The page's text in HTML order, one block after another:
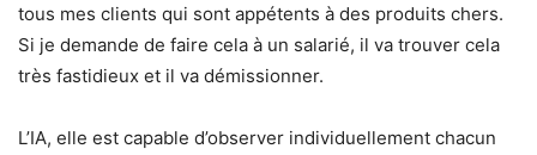
tous mes clients qui sont appétents à des produits chers.
Si je demande de faire cela à un salarié, il va trouver cela
très fastidieux et il va démissionner.
L’IA, elle est capable d’observer individuellement chacun